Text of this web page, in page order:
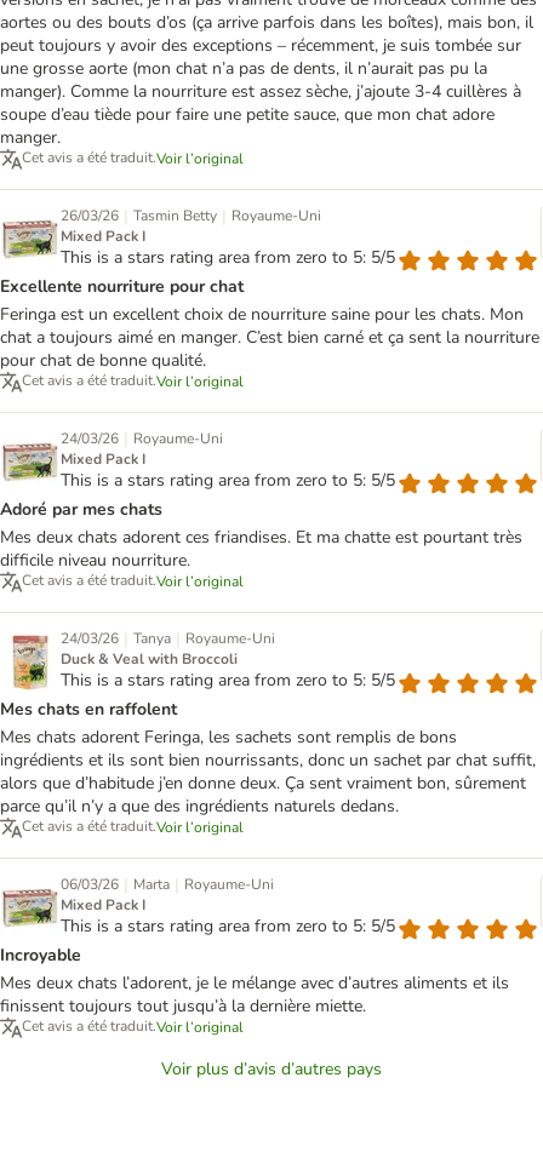
aortes ou des bouts d’os (ça arrive parfois dans les boîtes), mais bon, il
peut toujours y avoir des exceptions – récemment, je suis tombée sur
une grosse aorte (mon chat n’a pas de dents, il n’aurait pas pu la
manger). Comme la nourriture est assez sèche, j’ajoute 3-4 cuillères à
soupe d’eau tiède pour faire une petite sauce, que mon chat adore
manger.
Cet avis a été traduit.Voir l’original
26/03/26 | Tasmin Betty | Royaume-Uni
Mixed Pack I
This is a stars rating area from zero to 5: 5/5
Excellente nourriture pour chat
Feringa est un excellent choix de nourriture saine pour les chats. Mon
chat a toujours aimé en manger. C’est bien carné et ça sent la nourriture
pour chat de bonne qualité.
Cet avis a été traduit.Voir l’original
24/03/26 | Royaume-Uni
Mixed Pack I
This is a stars rating area from zero to 5: 5/5
Adoré par mes chats
Mes deux chats adorent ces friandises. Et ma chatte est pourtant très
difficile niveau nourriture.
Cet avis a été traduit.Voir l’original
24/03/26 | Tanya | Royaume-Uni
Duck & Veal with Broccoli
This is a stars rating area from zero to 5: 5/5
Mes chats en raffolent
Mes chats adorent Feringa, les sachets sont remplis de bons
ingrédients et ils sont bien nourrissants, donc un sachet par chat suffit,
alors que d’habitude j’en donne deux. Ça sent vraiment bon, sûrement
parce qu’il n’y a que des ingrédients naturels dedans.
Cet avis a été traduit.Voir l’original
06/03/26 | Marta | Royaume-Uni
Mixed Pack I
This is a stars rating area from zero to 5: 5/5
Incroyable
Mes deux chats l’adorent, je le mélange avec d’autres aliments et ils
finissent toujours tout jusqu’à la dernière miette.
Cet avis a été traduit.Voir l’original
Voir plus d’avis d’autres pays